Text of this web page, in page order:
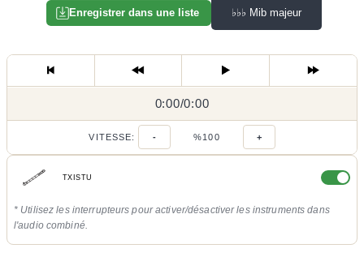
Enregistrer dans une liste ♭♭♭ Mib majeur
0:00/
0:00/0:00
VITESSE: - %100 +
TXISTU
* Utilisez les interrupteurs pour activer/désactiver les instruments dans
l'audio combiné.